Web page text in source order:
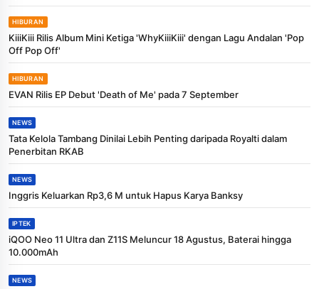
HIBURAN
KiiiKiii Rilis Album Mini Ketiga 'WhyKiiiKiii' dengan Lagu Andalan 'Pop
Off Pop Off'
HIBURAN
EVAN Rilis EP Debut 'Death of Me' pada 7 September
NEWS
Tata Kelola Tambang Dinilai Lebih Penting daripada Royalti dalam
Penerbitan RKAB
NEWS
Inggris Keluarkan Rp3,6 M untuk Hapus Karya Banksy
IPTEK
iQOO Neo 11 Ultra dan Z11S Meluncur 18 Agustus, Baterai hingga
10.000mAh
NEWS